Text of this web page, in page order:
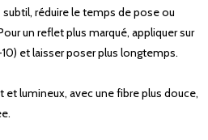
réduire le temps de pose ou
un reflet plus marqué, appliquer sur
et laisser poser plus longtemps.
et lumineux, avec une fibre plus douce,